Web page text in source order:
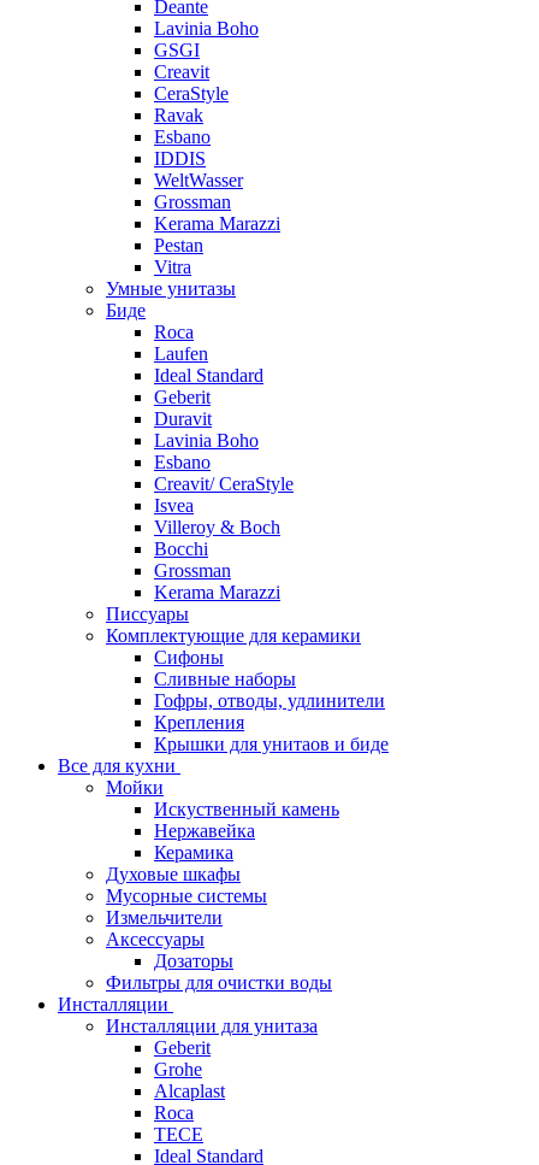
Deante
Lavinia Boho
GSGI
Creavit
CeraStyle
Ravak
Esbano
IDDIS
WeltWasser
Grossman
Kerama Marazzi
Pestan
Vitra
Умные унитазы
Биде
Roca
Laufen
Ideal Standard
Geberit
Duravit
Lavinia Boho
Esbano
Creavit/ CeraStyle
Isvea
Villeroy & Boch
Bocchi
Grossman
Kerama Marazzi
Писсуары
Комплектующие для керамики
Сифоны
Сливные наборы
Гофры, отводы, удлинители
Крепления
Крышки для унитаов и биде
Все для кухни
Мойки
Искуственный камень
Нержавейка
Керамика
Духовые шкафы
Мусорные системы
Измельчители
Аксессуары
Дозаторы
Фильтры для очистки воды
Инсталляции
Инсталляции для унитаза
Geberit
Grohe
Alcaplast
Roca
TECE
Ideal Standard